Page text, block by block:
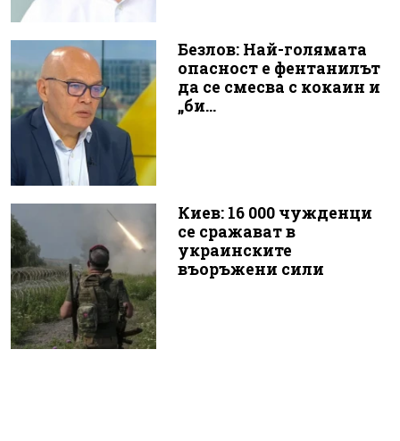
Безлов: Най-голямата
опасност е фентанилът
да се смесва с кокаин и
„би...
Киев: 16 000 чужденци
се сражават в
украинските
въоръжени сили